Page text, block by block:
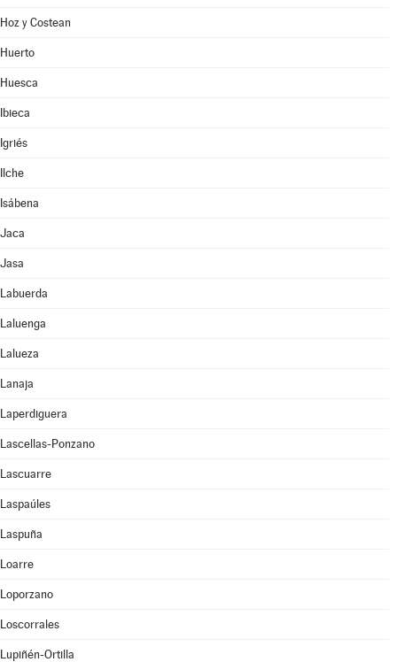
Hoz y Costean
Huerto
Huesca
Ibieca
Igriés
Ilche
Isábena
Jaca
Jasa
Labuerda
Laluenga
Lalueza
Lanaja
Laperdiguera
Lascellas-Ponzano
Lascuarre
Laspaúles
Laspuña
Loarre
Loporzano
Loscorrales
Lupiñén-Ortilla